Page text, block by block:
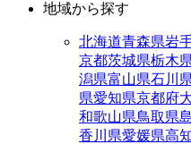
地域から探す
北海道青森県岩
京都茨城県栃木
潟県富山県石川
県愛知県京都府
和歌山県鳥取県
香川県愛媛県高